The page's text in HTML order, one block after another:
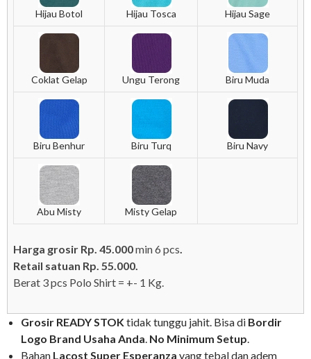
Hijau Botol Hijau Tosca Hijau Sage
Coklat Gelap Ungu Terong Biru Muda
Biru Benhur Biru Turq Biru Navy
Abu Misty Misty Gelap
Harga grosir Rp. 45.000min 6 pcs.
Retail satuan Rp. 55.000.
Berat 3 pcs Polo Shirt = +- 1 Kg.
Grosir READY STOK tidak tunggu jahit. Bisa di Bordir
Logo Brand Usaha Anda. No Minimum Setup.
Bahan Lacost Super Esperanza yang tebal dan adem